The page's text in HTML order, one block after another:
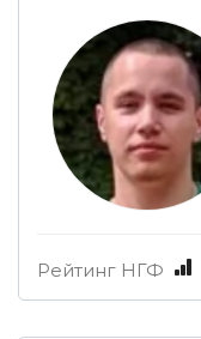
Рейтинг НГФ